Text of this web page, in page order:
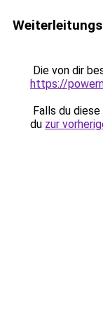
Die von dir
https://
Falls du
du zur